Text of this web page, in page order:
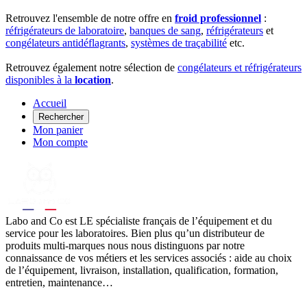
Retrouvez l'ensemble de notre offre en froid professionnel :
réfrigérateurs de laboratoire, banques de sang, réfrigérateurs et
congélateurs antidéflagrants, systèmes de traçabilité etc.
Retrouvez également notre sélection de congélateurs et réfrigérateurs
disponibles à la location.
Accueil
Rechercher
Mon panier
Mon compte
Labo and Co est LE spécialiste français de l’équipement et du
service pour les laboratoires. Bien plus qu’un distributeur de
produits multi-marques nous nous distinguons par notre
connaissance de vos métiers et les services associés : aide au choix
de l’équipement, livraison, installation, qualification, formation,
entretien, maintenance…